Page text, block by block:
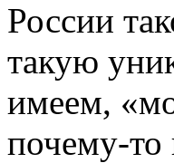
России
такую
имеем,
почему-то